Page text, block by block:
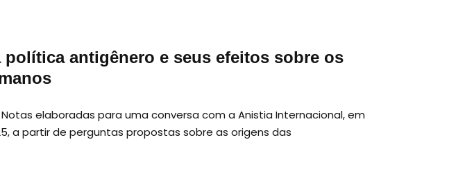
política antigênero e seus efeitos sobre os
Notas elaboradas para uma conversa com a Anistia Internacional, em
a partir de perguntas propostas sobre as origens das